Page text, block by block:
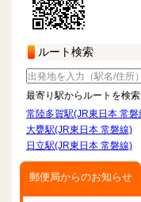
ルート検索
最寄り駅からルートを検索
常陸多賀駅(JR東日本 常磐
大甕駅(JR東日本 常磐線)
日立駅(JR東日本 常磐線)
郵便局からのお知らせ